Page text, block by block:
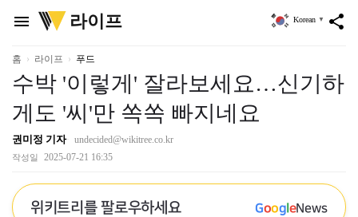
menu
위
키
리
라이프 share
Korean ▼
홈 라이프 푸드
수박 '이렇게' 잘라보세요…신기하
게도 '씨'만 쏙쏙 빠지네요
권미정 기자 undecided@wikitree.co.kr
작성일 2025-07-21 16:35
위키트리를 팔로우하세요 GoogleNews